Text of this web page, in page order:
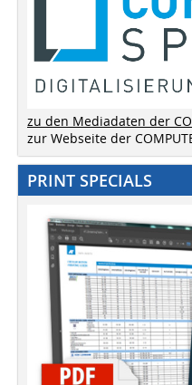
zu den Mediadaten der
zur Webseite der
PRINT SPECIALS